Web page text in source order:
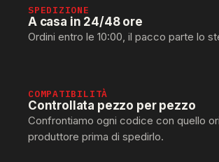
SPEDIZIONE
A casa in 24/48 ore
Ordini entro le 10:00, il pacco parte lo
COMPATIBILITÀ
Controllata pezzo per pezzo
Confrontiamo ogni codice con quello
produttore prima di spedirlo.